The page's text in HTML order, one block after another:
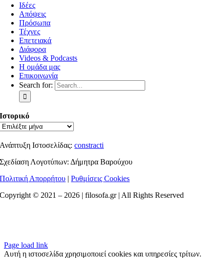
Ιδέες
Απόψεις
Πρόσωπα
Τέχνες
Επετειακά
Διάφορα
Videos & Podcasts
Η ομάδα μας
Επικοινωνία
Search for:
Ιστορικό
Ανάπτυξη Ιστοσελίδας:constracti
Σχεδίαση Λογοτύπων: Δήμητρα Βαρούχου
Πολιτική Απορρήτου |Ρυθμίσεις Cookies
Copyright © 2021 – 2026 | filosofa.gr | All Rights Reserved
Page load link
Αυτή η ιστοσελίδα χρησιμοποιεί cookies και υπηρεσίες τρίτων.